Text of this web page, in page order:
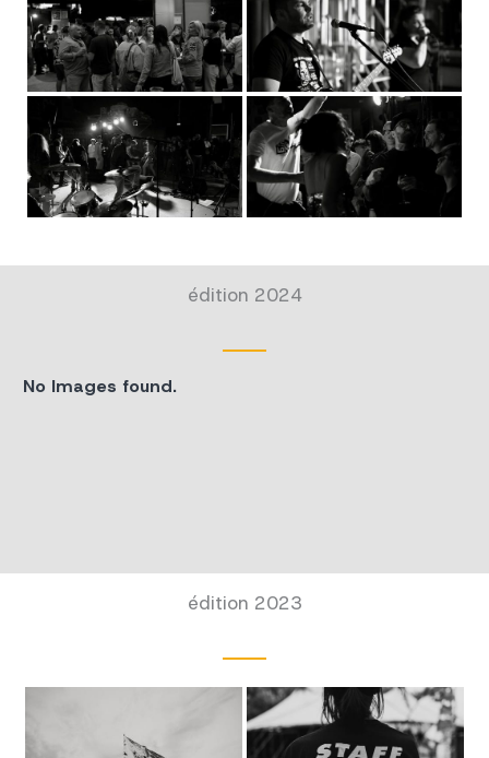
édition 2024
No Images found.
édition 2023